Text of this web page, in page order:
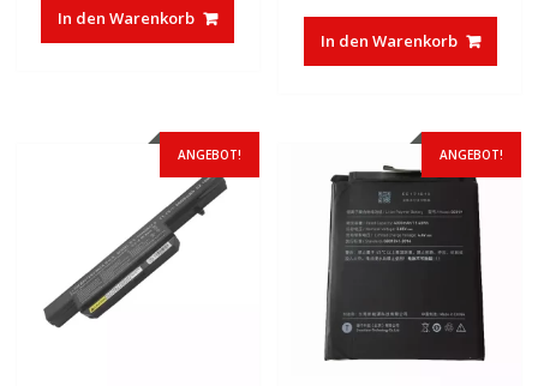
war:
€37,85
ist:
€23,27.
In den Warenkorb
war:
€83,32
ist:
€50,01.
In den Warenkorb
ANGEBOT! ANGEBOT!